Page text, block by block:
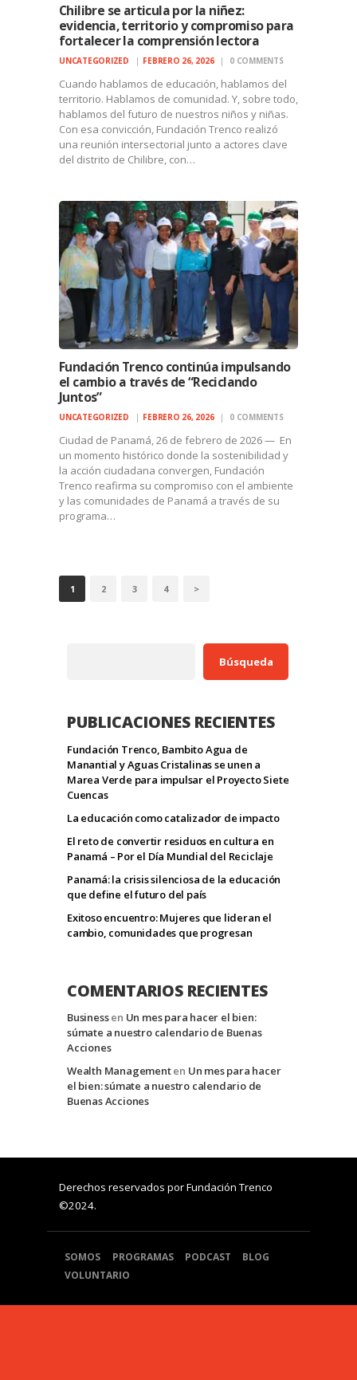
Chilibre se articula por la niñez:
evidencia, territorio y compromiso para
fortalecer la comprensión lectora
UNCATEGORIZED FEBRERO 26, 2026 0 COMMENTS
Cuando hablamos de educación, hablamos del
territorio. Hablamos de comunidad. Y, sobre todo,
hablamos del futuro de nuestros niños y niñas.
Con esa convicción, Fundación Trenco realizó
una reunión intersectorial junto a actores clave
del distrito de Chilibre, con…
Fundación Trenco continúa impulsando
el cambio a través de “Reciclando
Juntos”
UNCATEGORIZED FEBRERO 26, 2026 0 COMMENTS
Ciudad de Panamá, 26 de febrero de 2026 — En
un momento histórico donde la sostenibilidad y
la acción ciudadana convergen, Fundación
Trenco reafirma su compromiso con el ambiente
y las comunidades de Panamá a través de su
programa…
PAGINACIÓN
DE
PAGE
1 PAGE
2 PAGE
3 PAGE
4 >
Búsqueda
PUBLICACIONES RECIENTES
Fundación Trenco, Bambito Agua de
Manantial y Aguas Cristalinas se unen a
Marea Verde para impulsar el Proyecto Siete
Cuencas
La educación como catalizador de impacto
El reto de convertir residuos en cultura en
Panamá – Por el Día Mundial del Reciclaje
Panamá: la crisis silenciosa de la educación
que define el futuro del país
Exitoso encuentro: Mujeres que lideran el
cambio, comunidades que progresan
COMENTARIOS RECIENTES
Businessen Un mes para hacer el bien:
súmate a nuestro calendario de Buenas
Acciones
Wealth Managementen Un mes para hacer
el bien: súmate a nuestro calendario de
Buenas Acciones
Derechos reservados por Fundación Trenco
©2024.
SOMOS PROGRAMAS PODCAST
BLOG
VOLUNTARIO